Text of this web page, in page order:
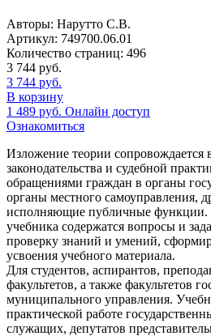
Авторы: Нарутто С.В.
Артикул: 749700.06.01
Количество страниц: 496
3 744 руб.
3 744 руб.
В корзину
1 489 руб. Онлайн доступ
Ознакомиться
Изложение теории сопровождается
законодательства и судебной
обращениями граждан в органы
органы местного самоуправления,
исполняющие публичные функции.
учебника содержатся вопросы и
проверку знаний и умений,
усвоения учебного материала.
Для студентов, аспирантов,
факультетов, а также факультетов
муниципального управления.
практической работе
служащих, депутатов